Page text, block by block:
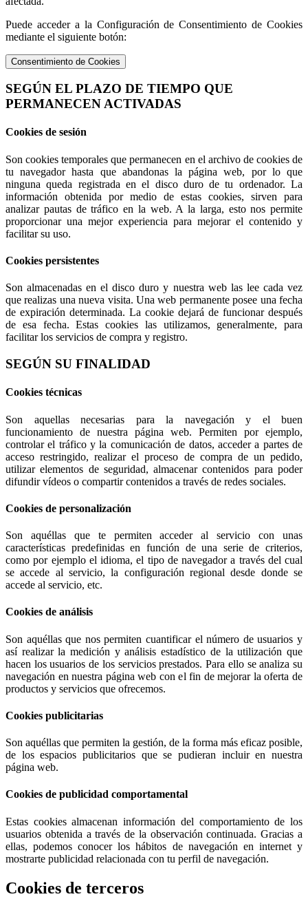
Puede acceder a la Configuración de Consentimiento de Cookies
mediante el siguiente botón:
Consentimiento de Cookies
SEGÚN EL PLAZO DE TIEMPO QUE
PERMANECEN ACTIVADAS
Cookies de sesión
Son cookies temporales que permanecen en el archivo de cookies de
tu navegador hasta que abandonas la página web, por lo que
ninguna queda registrada en el disco duro de tu ordenador. La
información obtenida por medio de estas cookies, sirven para
analizar pautas de tráfico en la web. A la larga, esto nos permite
proporcionar una mejor experiencia para mejorar el contenido y
facilitar su uso.
Cookies persistentes
Son almacenadas en el disco duro y nuestra web las lee cada vez
que realizas una nueva visita. Una web permanente posee una fecha
de expiración determinada. La cookie dejará de funcionar después
de esa fecha. Estas cookies las utilizamos, generalmente, para
facilitar los servicios de compra y registro.
SEGÚN SU FINALIDAD
Cookies técnicas
Son aquellas necesarias para la navegación y el buen
funcionamiento de nuestra página web. Permiten por ejemplo,
controlar el tráfico y la comunicación de datos, acceder a partes de
acceso restringido, realizar el proceso de compra de un pedido,
utilizar elementos de seguridad, almacenar contenidos para poder
difundir vídeos o compartir contenidos a través de redes sociales.
Cookies de personalización
Son aquéllas que te permiten acceder al servicio con unas
características predefinidas en función de una serie de criterios,
como por ejemplo el idioma, el tipo de navegador a través del cual
se accede al servicio, la configuración regional desde donde se
accede al servicio, etc.
Cookies de análisis
Son aquéllas que nos permiten cuantificar el número de usuarios y
así realizar la medición y análisis estadístico de la utilización que
hacen los usuarios de los servicios prestados. Para ello se analiza su
navegación en nuestra página web con el fin de mejorar la oferta de
productos y servicios que ofrecemos.
Cookies publicitarias
Son aquéllas que permiten la gestión, de la forma más eficaz posible,
de los espacios publicitarios que se pudieran incluir en nuestra
página web.
Cookies de publicidad comportamental
Estas cookies almacenan información del comportamiento de los
usuarios obtenida a través de la observación continuada. Gracias a
ellas, podemos conocer los hábitos de navegación en internet y
mostrarte publicidad relacionada con tu perfil de navegación.
Cookies de terceros